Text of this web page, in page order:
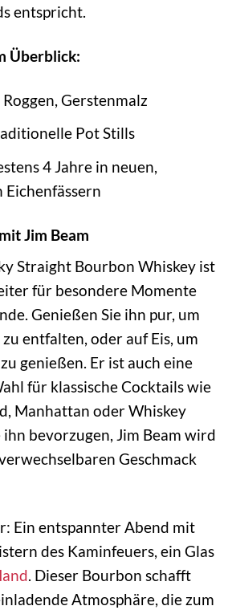
entspricht.
Überblick:
Roggen, Gerstenmalz
Pot Stills
4 Jahre in neuen,
Eichenfässern
Jim Beam
Straight Bourbon Whiskey ist
für besondere Momente
Genießen Sie ihn pur, um
entfalten, oder auf Eis, um
genießen. Er ist auch eine
für klassische Cocktails wie
Manhattan oder Whiskey
ihn bevorzugen, Jim Beam wird
Geschmack
Ein entspannter Abend mit
des Kaminfeuers, ein Glas
. Dieser Bourbon schafft
Atmosphäre, die zum